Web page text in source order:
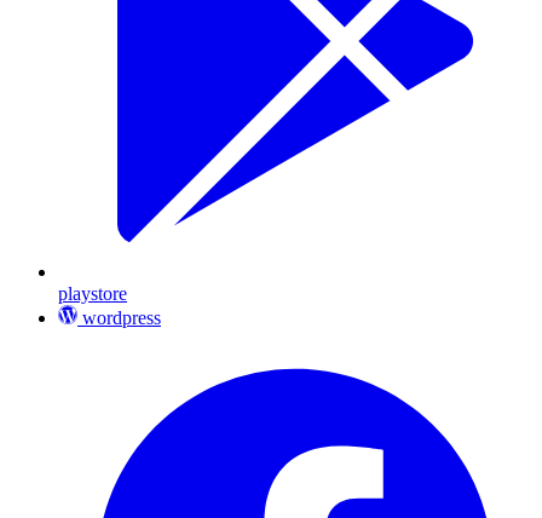
playstore
wordpress